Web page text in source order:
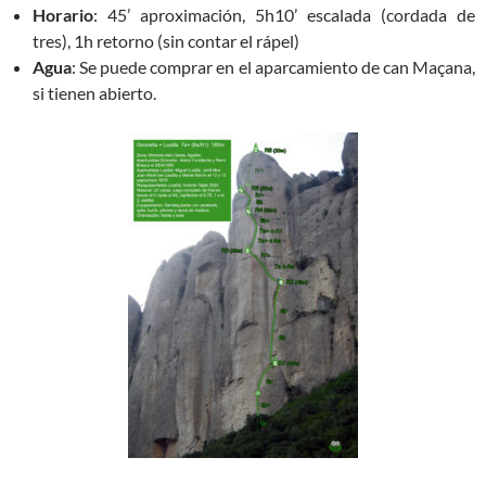
Horario: 45’ aproximación, 5h10’ escalada (cordada de
tres), 1h retorno (sin contar el rápel)
Agua: Se puede comprar en el aparcamiento de can Maçana,
si tienen abierto.